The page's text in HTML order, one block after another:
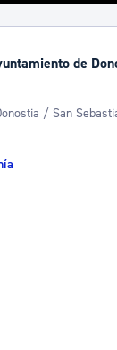
de
/ San